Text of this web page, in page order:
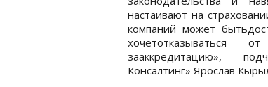
настаивают на
компаний может
хочетотказываться
зааккредитацию», —
Консалтинг» Ярослав